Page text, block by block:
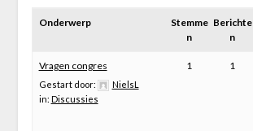
Onderwerp
Stemme
n
Berichte
n
Vragen congres
Gestart door:
NielsL
in: Discussies
1 1